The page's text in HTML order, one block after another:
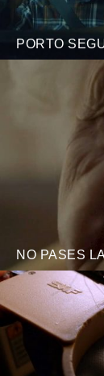
PORTO
NO PASES